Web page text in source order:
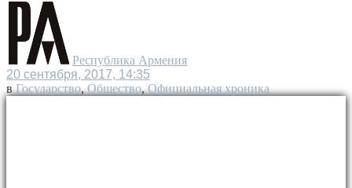
Республика Армения
20 сентября, 2017, 14:35
в Государство,Общество,Официальная хроника